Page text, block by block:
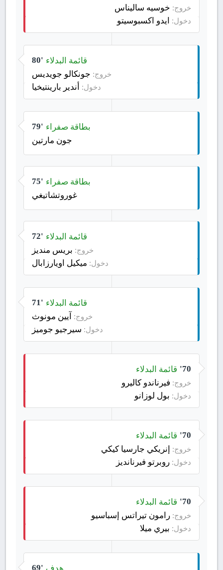
خروج: خوسيه ساليناس
دخول: ايدو اكسبوسيتو
80' قائمة البدلاء
خروج: جونكالو جويديس
دخول: أندير بارينتيخيا
79' بطاقة صفراء
جون مارتين
75' بطاقة صفراء
غوروتشاتيغي
72' قائمة البدلاء
خروج: بريس منديز
دخول: ميكيل اويارزابال
71' قائمة البدلاء
خروج: آيين مونوث
دخول: سيرجيو جوميز
70' قائمة البدلاء
خروج: فيرناندو كاليرو
دخول: بول لوزانو
70' قائمة البدلاء
خروج: إنريكي جارسيا كيكي
دخول: روبرتو فيرنانديز
70' قائمة البدلاء
خروج: رامون تيراتس إسباسيو
دخول: بيري ميلا
69'